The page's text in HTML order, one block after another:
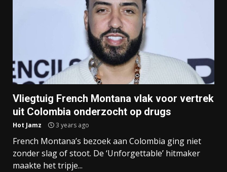
Vliegtuig French Montana vlak voor vertrek
uit Colombia onderzocht op drugs
Hot Jamz 3 years ago
French Montana’s bezoek aan Colombia ging niet
zonder slag of stoot. De ‘Unforgettable’ hitmaker
maakte het tripje...